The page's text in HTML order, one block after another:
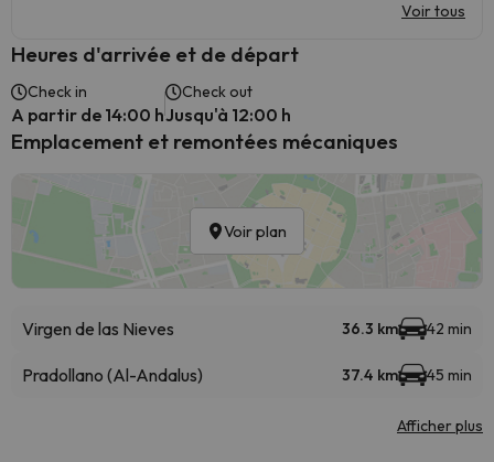
Voir tous
Heures d'arrivée et de départ
Check in
A partir de 14:00 h
Check out
Jusqu'à 12:00 h
Emplacement et remontées mécaniques
Voir plan
Virgen de las Nieves 36.3 km 42 min
Pradollano (Al-Andalus) 37.4 km 45 min
Afficher plus